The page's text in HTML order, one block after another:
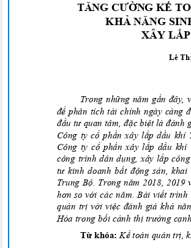
TĂNG CƯỜNG KẾ
KHẢ NĂNG
XÂY LẮ
Lê
Trong những năm gần đây,
để phân tíchtài chính ngày càng
đầutư quantâm, đặc biệtlà đánh
Công ty cổphầnxâylắp dầu khí
Côngty cổphầnxâylắp dầu khí
công trình dândụng,xâylắp
tưkinh doanh bấtđộng sản, khai
Trung Bộ. Trongnăm2018, 2019
hơnso vớicác năm. Bàiviếttrình
quản trịvới việcđánh giákhả
Hóatrong bối cảnh thị trường cạ
Từ khóa:Kế toán quản trị ,